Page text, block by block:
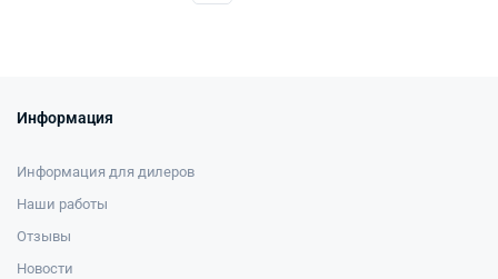
Информация
Информация для дилеров
Наши работы
Отзывы
Новости